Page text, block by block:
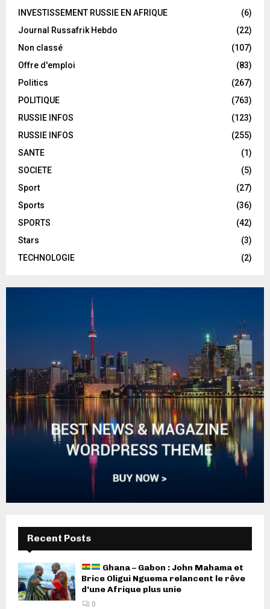
INVESTISSEMENT RUSSIE EN AFRIQUE
(6)
Journal Russafrik Hebdo
(22)
Non classé
(107)
Offre d'emploi
(83)
Politics
(267)
POLITIQUE
(763)
RUSSIE INFOS
(123)
RUSSIE INFOS
(255)
SANTE
(1)
SOCIETE
(5)
Sport
(27)
Sports
(36)
SPORTS
(42)
Stars
(3)
TECHNOLOGIE
(2)
Recent Posts
Ghana – Gabon : John Mahama et
Brice Oligui Nguema relancent le rêve
d’une Afrique plus unie
0